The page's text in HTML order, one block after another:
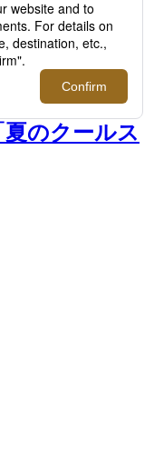
ング編」～オン＆オ
館アテンダ
世代別コー
のクールス